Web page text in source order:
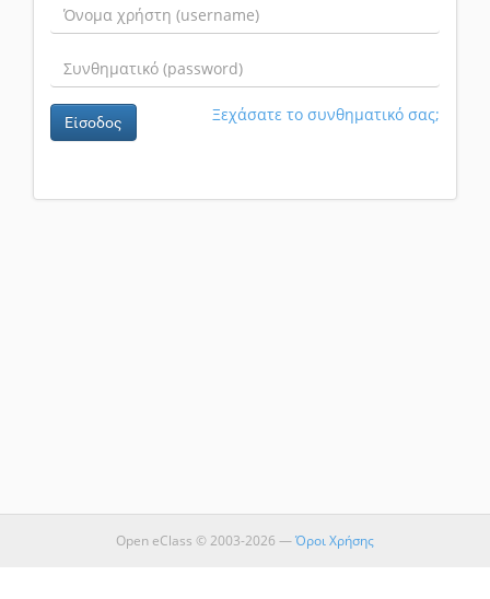
Είσοδος Ξεχάσατε το συνθηματικό σας;
Open eClass © 2003-2026 —Όροι Χρήσης